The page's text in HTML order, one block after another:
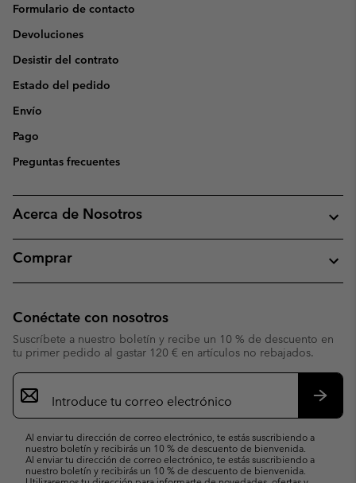
Formulario de contacto
Devoluciones
Desistir del contrato
Estado del pedido
Envío
Pago
Preguntas frecuentes
Acerca de Nosotros
Comprar
Conéctate con nosotros
Suscríbete a nuestro boletín y recibe un 10 % de descuento en
tu primer pedido al gastar 120 € en artículos no rebajados.
Suscripción
de
correo
Al enviar tu dirección de correo electrónico, te estás suscribiendo a
nuestro boletín y recibirás un 10 % de descuento de bienvenida.
Al enviar tu dirección de correo electrónico, te estás suscribiendo a
nuestro boletín y recibirás un 10 % de descuento de bienvenida.